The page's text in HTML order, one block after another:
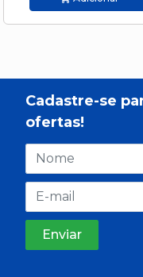
Cadastre-se
ofertas!